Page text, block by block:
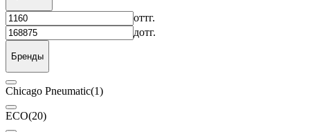
оттг.
дотг.
Бренды
Chicago Pneumatic(1)
ECO(20)